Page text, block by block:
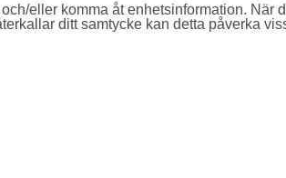
eller komma åt enhetsinformation.
ditt samtycke kan detta påverka